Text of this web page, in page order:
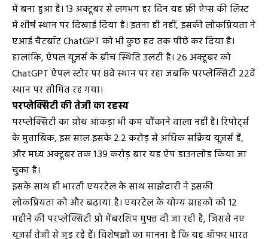
में बना हुआ है। 13 अक्टूबर से लगभग हर दिन यह फ्री ऐप्स की लिस्ट
में शीर्ष स्थान पर दिखाई दिया है। इतना ही नहीं, इसकी लोकप्रियता ने
एआई चैटबॉट ChatGPT को भी कुछ हद तक पीछे कर दिया है।
हालांकि, ऐपल यूज़र्स के बीच स्थिति उलटी है। 26 अक्टूबर को
ChatGPT ऐपल स्टोर पर 8वें स्थान पर रहा जबकि परप्लेक्सिटी 22वें
स्थान पर सीमित रह गया।
परप्लेक्सिटी की तेजी का रहस्य
परप्लेक्सिटी का ग्रोथ आंकड़ा भी कम चौंकाने वाला नहीं है। रिपोर्ट्स
के मुताबिक, इस साल इसके 2.2 करोड़ से अधिक सक्रिय यूज़र्स हैं,
और मध्य अक्टूबर तक 1.39 करोड़ बार यह ऐप डाउनलोड किया जा
चुका है।
इसके साथ ही भारती एयरटेल के साथ साझेदारी ने इसकी
लोकप्रियता को और बढ़ाया है। एयरटेल के योग्य ग्राहकों को 12
महीने की परप्लेक्सिटी प्रो मेंबरशिप मुफ्त दी जा रही है, जिससे नए
यूज़र्स तेजी से जुड़ रहे हैं। विशेषज्ञों का मानना है कि यह ऑफर भारत